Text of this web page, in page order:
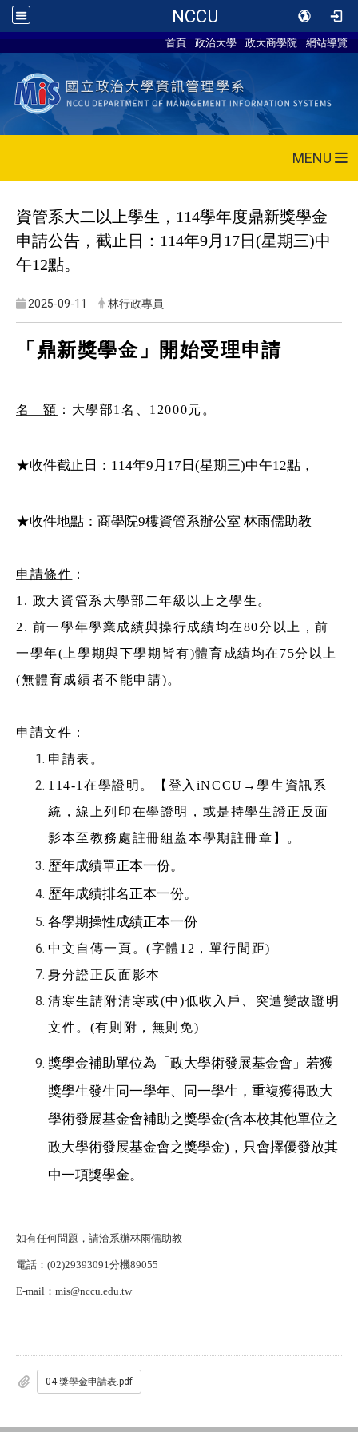
NCCU
首頁 政治大學 政大商學院 網站導覽
MENU
資管系大二以上學生，114學年度鼎新獎學金
申請公告，截止日：114年9月17日(星期三)中
午12點。
2025-09-11 林行政專員
「鼎新獎學金」開始受理申請
名 額 ：大學部1名、12000元。
★收件截止日：114年9月17日(星期三)中午12點，
★收件地點：商學院9樓資管系辦公室 林雨儒助教
申請條件 ：
1. 政大資管系大學部二年級以上之學生。
2. 前一學年學業成績與操行成績均在80分以上，前
一學年(上學期與下學期皆有)體育成績均在75分以上
(無體育成績者不能申請)。
申請文件 ：
申請表。
114-1 在學證明。【登入iNCCU→學生資訊系
統，線上列印在學證明，或是持學生證正反面
影本至教務處註冊組蓋本學期註冊章】。
歷年成績單正本一份。
歷年成績排名正本一份。
各學期操性成績正本一份
中文自傳一頁。(字體12，單行間距)
身分證正反面影本
清寒生請附清寒或(中)低收入戶、突遭變故證明
文件。(有則附，無則免)
獎學金補助單位為「政大學術發展基金會」若獲
獎學生發生同一學年、同一學生，重複獲得政大
學術發展基金會補助之獎學金(含本校其他單位之
政大學術發展基金會之獎學金)，只會擇優發放其
中一項獎學金。
如有任何問題，請洽系辦林雨儒助教
電話：(02)29393091分機89055
E-mail ：mis@nccu.edu.tw
04-獎學金申請表.pdf